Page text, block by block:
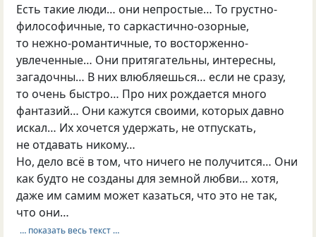
Есть такие люди… они непростые… То грустно-
философичные, то саркастично-озорные,
то нежно-романтичные, то восторженно-
увлеченные… Они притягательны, интересны,
загадочны… В них влюбляешься… если не сразу,
то очень быстро… Про них рождается много
фантазий… Они кажутся своими, которых давно
искал… Их хочется удержать, не отпускать,
не отдавать никому…
Но, дело всё в том, что ничего не получится… Они
как будто не созданы для земной любви… хотя,
даже им самим может казаться, что это не так,
что они…
… показать весь текст …